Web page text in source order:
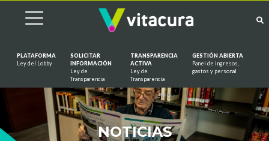
PLATAFORMA
Ley del Lobby
SOLICITAR
INFORMACIÓN
Ley de
Transparencia
TRANSPARENCIA
ACTIVA
Ley de
Transparencia
GESTIÓN ABIERTA
Panel de ingresos,
gastos y personal
NOTICIAS